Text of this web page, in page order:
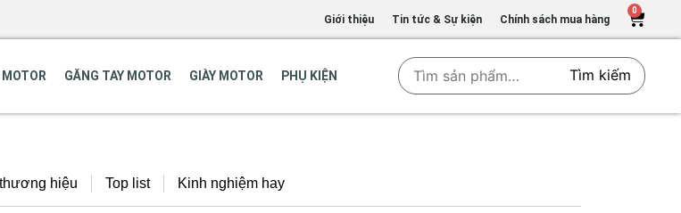
Giới thiệu Tin tức & Sự kiện Chính sách mua hàng
0
GĂNG TAY MOTOR GIÀY MOTOR PHỤ KIỆN Tìm kiếm
hiệu Top list Kinh nghiệm hay